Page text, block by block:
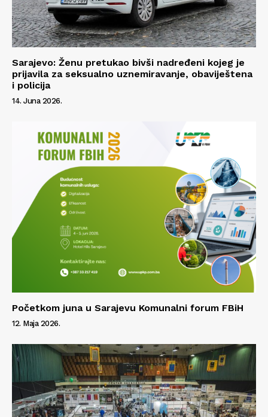
Sarajevo: Ženu pretukao bivši nadređeni kojeg je
prijavila za seksualno uznemiravanje, obaviještena
i policija
14. Juna 2026.
Početkom juna u Sarajevu Komunalni forum FBiH
12. Maja 2026.